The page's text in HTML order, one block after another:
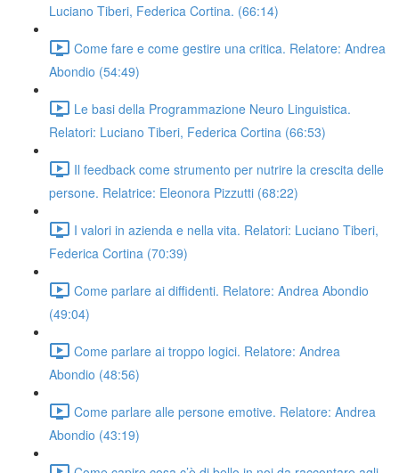
Luciano Tiberi, Federica Cortina. (66:14)
Come fare e come gestire una critica. Relatore: Andrea
Abondio (54:49)
Le basi della Programmazione Neuro Linguistica.
Relatori: Luciano Tiberi, Federica Cortina (66:53)
Il feedback come strumento per nutrire la crescita delle
persone. Relatrice: Eleonora Pizzutti (68:22)
I valori in azienda e nella vita. Relatori: Luciano Tiberi,
Federica Cortina (70:39)
Come parlare ai diffidenti. Relatore: Andrea Abondio
(49:04)
Come parlare ai troppo logici. Relatore: Andrea
Abondio (48:56)
Come parlare alle persone emotive. Relatore: Andrea
Abondio (43:19)